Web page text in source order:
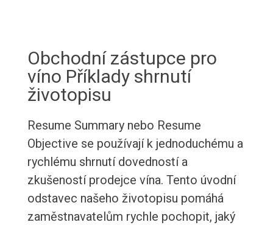
Obchodní zástupce pro
víno Příklady shrnutí
životopisu
Resume Summary nebo Resume
Objective se používají k jednoduchému a
rychlému shrnutí dovedností a
zkušeností prodejce vína. Tento úvodní
odstavec našeho životopisu pomáhá
zaměstnavatelům rychle pochopit, jaký